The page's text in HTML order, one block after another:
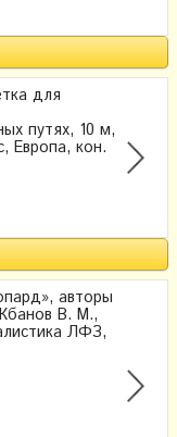
для
путях, 10 м,
Европа, кон.
авторы
В. М.,
ЛФЗ,